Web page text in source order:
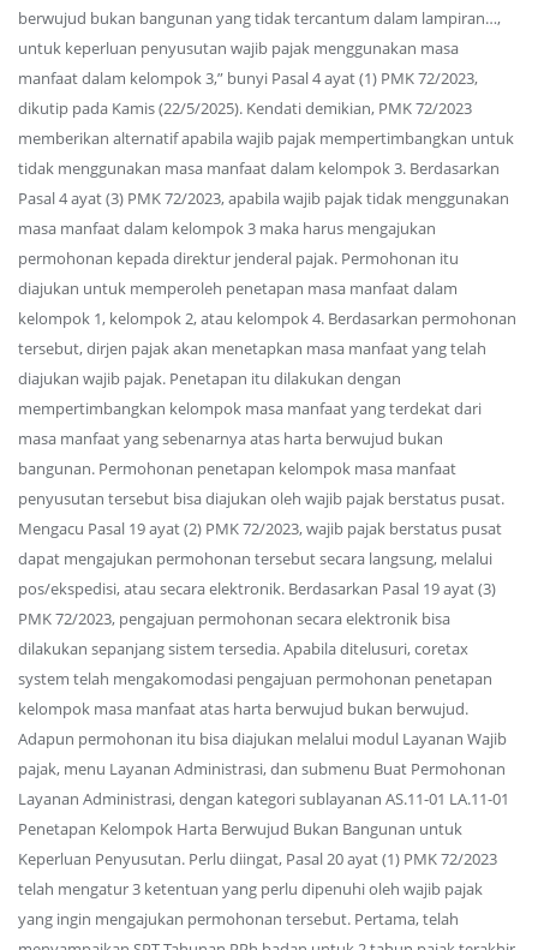
berwujud bukan bangunan yang tidak tercantum dalam lampiran…,
untuk keperluan penyusutan wajib pajak menggunakan masa
manfaat dalam kelompok 3,” bunyi Pasal 4 ayat (1) PMK 72/2023,
dikutip pada Kamis (22/5/2025). Kendati demikian, PMK 72/2023
memberikan alternatif apabila wajib pajak mempertimbangkan untuk
tidak menggunakan masa manfaat dalam kelompok 3. Berdasarkan
Pasal 4 ayat (3) PMK 72/2023, apabila wajib pajak tidak menggunakan
masa manfaat dalam kelompok 3 maka harus mengajukan
permohonan kepada direktur jenderal pajak. Permohonan itu
diajukan untuk memperoleh penetapan masa manfaat dalam
kelompok 1, kelompok 2, atau kelompok 4. Berdasarkan permohonan
tersebut, dirjen pajak akan menetapkan masa manfaat yang telah
diajukan wajib pajak. Penetapan itu dilakukan dengan
mempertimbangkan kelompok masa manfaat yang terdekat dari
masa manfaat yang sebenarnya atas harta berwujud bukan
bangunan. Permohonan penetapan kelompok masa manfaat
penyusutan tersebut bisa diajukan oleh wajib pajak berstatus pusat.
Mengacu Pasal 19 ayat (2) PMK 72/2023, wajib pajak berstatus pusat
dapat mengajukan permohonan tersebut secara langsung, melalui
pos/ekspedisi, atau secara elektronik. Berdasarkan Pasal 19 ayat (3)
PMK 72/2023, pengajuan permohonan secara elektronik bisa
dilakukan sepanjang sistem tersedia. Apabila ditelusuri, coretax
system telah mengakomodasi pengajuan permohonan penetapan
kelompok masa manfaat atas harta berwujud bukan berwujud.
Adapun permohonan itu bisa diajukan melalui modul Layanan Wajib
pajak, menu Layanan Administrasi, dan submenu Buat Permohonan
Layanan Administrasi, dengan kategori sublayanan AS.11-01 LA.11-01
Penetapan Kelompok Harta Berwujud Bukan Bangunan untuk
Keperluan Penyusutan. Perlu diingat, Pasal 20 ayat (1) PMK 72/2023
telah mengatur 3 ketentuan yang perlu dipenuhi oleh wajib pajak
yang ingin mengajukan permohonan tersebut. Pertama, telah